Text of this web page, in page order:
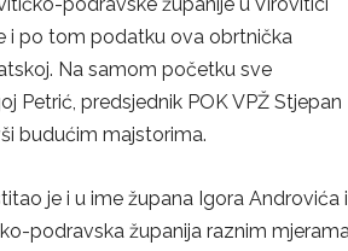
i po tom podatku ova obrtnička
Na samom početku sve
Petrić, predsjednik POK VPŽ Stjepan
budućim majstorima.
je i u ime župana Igora Androvića i
podravska županija raznim